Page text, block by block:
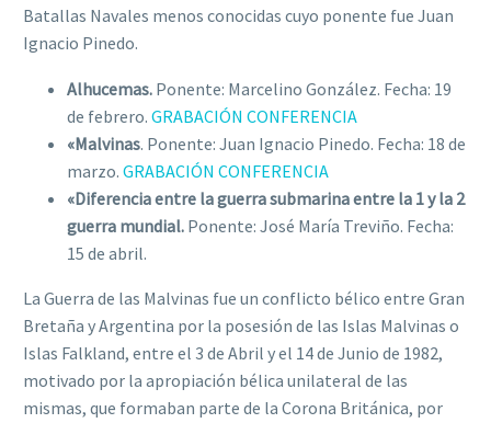
Batallas Navales menos conocidas cuyo ponente fue Juan
Ignacio Pinedo.
Alhucemas. Ponente: Marcelino González. Fecha: 19
de febrero. GRABACIÓN CONFERENCIA
«Malvinas. Ponente: Juan Ignacio Pinedo. Fecha: 18 de
marzo. GRABACIÓN CONFERENCIA
«Diferencia entre la guerra submarina entre la 1 y la 2
guerra mundial. Ponente: José María Treviño. Fecha:
15 de abril.
La Guerra de las Malvinas fue un conflicto bélico entre Gran
Bretaña y Argentina por la posesión de las Islas Malvinas o
Islas Falkland, entre el 3 de Abril y el 14 de Junio de 1982,
motivado por la apropiación bélica unilateral de las
mismas, que formaban parte de la Corona Británica, por